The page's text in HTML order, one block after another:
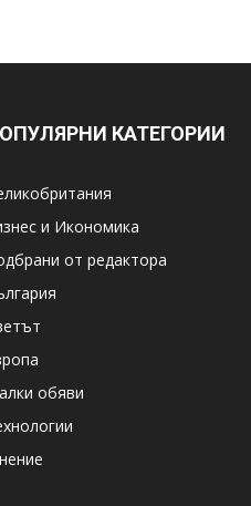
КАТЕГОРИИ
и Икономика
от редактора
обяви